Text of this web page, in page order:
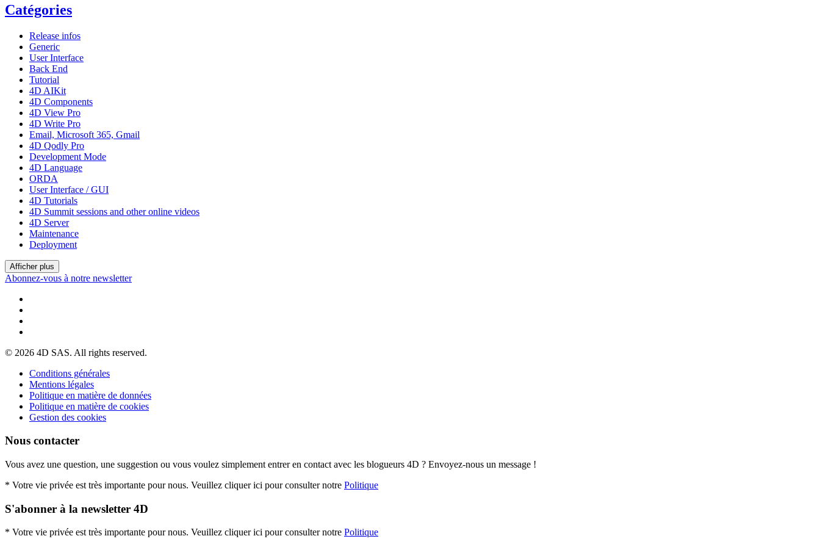
Catégories
Release infos
Generic
User Interface
Back End
Tutorial
4D AIKit
4D Components
4D View Pro
4D Write Pro
Email, Microsoft 365, Gmail
4D Qodly Pro
Development Mode
4D Language
ORDA
User Interface / GUI
4D Tutorials
4D Summit sessions and other online videos
4D Server
Maintenance
Deployment
Afficher plus
Abonnez-vous à notre newsletter
© 2026 4D SAS. All rights reserved.
Conditions générales
Mentions légales
Politique en matière de données
Politique en matière de cookies
Gestion des cookies
Nous contacter
Vous avez une question, une suggestion ou vous voulez simplement entrer en contact avec les blogueurs 4D ? Envoyez-nous un message !
* Votre vie privée est très importante pour nous. Veuillez cliquer ici pour consulter notre Politique
S'abonner à la newsletter 4D
* Votre vie privée est très importante pour nous. Veuillez cliquer ici pour consulter notre Politique